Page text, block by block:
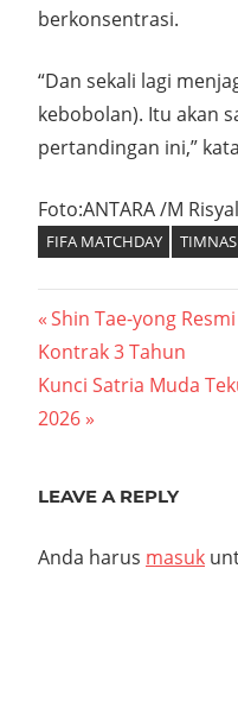
berkonsentrasi.
“Dan sekali lagi
kebobolan). Itu akan
pertandingan ini,”
Foto:ANTARA /M
FIFA MATCHDAY
Navigasi
pos
Previous
Post:
Shin Tae-yong
Kontrak 3 Tahun
Next
Post:
Kunci Satria Muda
2026
LEAVE A REPLY
Anda harus masuk